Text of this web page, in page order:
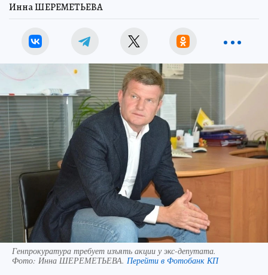
Инна ШЕРЕМЕТЬЕВА
Генпрокуратура требует изъять акции у экс-депутата.
Фото: Инна ШЕРЕМЕТЬЕВА. Перейти в Фотобанк КП